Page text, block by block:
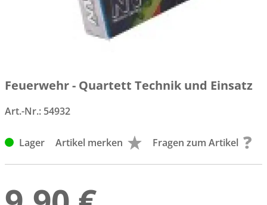
Feuerwehr - Quartett Technik und Einsatz
Art.-Nr.: 54932
Lager Artikel merken Fragen zum Artikel